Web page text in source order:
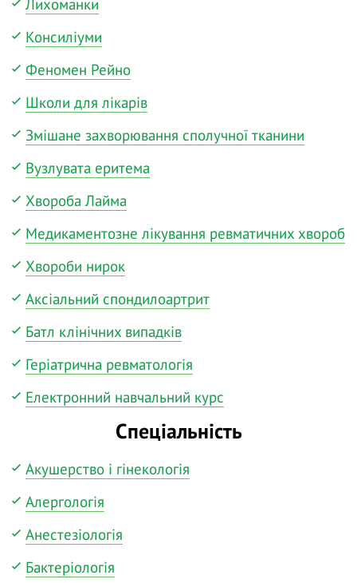
Лихоманки
Консиліуми
Феномен Рейно
Школи для лікарів
Змішане захворювання сполучної тканини
Вузлувата еритема
Хвороба Лайма
Медикаментозне лікування ревматичних хвороб
Хвороби нирок
Аксіальний спондилоартрит
Батл клінічних випадків
Геріатрична ревматологія
Електронний навчальний курс
Спеціальність
Акушерство і гінекологія
Алергологія
Анестезіологія
Бактеріологія